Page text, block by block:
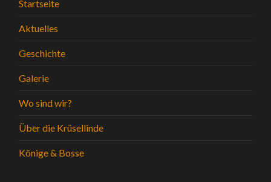
Startseite
Aktuelles
Geschichte
Galerie
Wo sind wir?
Über die Krüsellinde
Könige & Bosse